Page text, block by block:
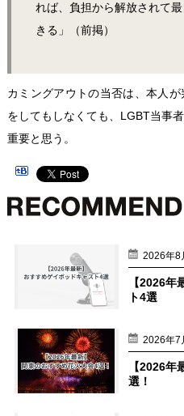
れば、負担から解放されて
きる」（前掲）
カミングアウトの当否は、本人
をしてもしなくても、LGBT当事
重要と思う。
2026年8
【2026
ト4選
2026年7
【2026
選！